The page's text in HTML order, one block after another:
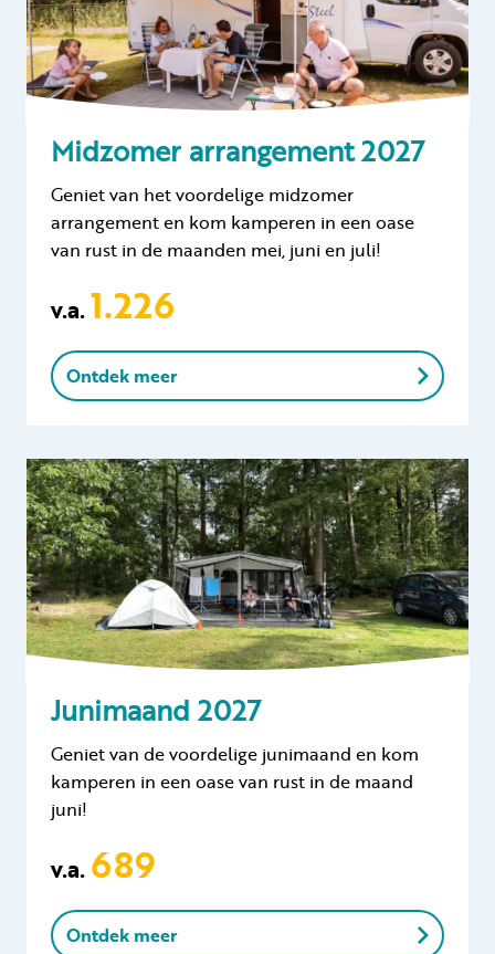
Midzomer arrangement 2027
Geniet van het voordelige midzomer
arrangement en kom kamperen in een oase
van rust in de maanden mei, juni en juli!
v.a.1.226
Ontdek meer
Junimaand 2027
Geniet van de voordelige junimaand en kom
kamperen in een oase van rust in de maand
juni!
v.a.689
Ontdek meer